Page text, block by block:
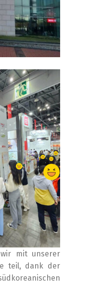
mit unserer
teil, dank der